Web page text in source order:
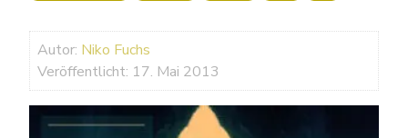
Autor: Niko Fuchs
Veröffentlicht: 17. Mai 2013